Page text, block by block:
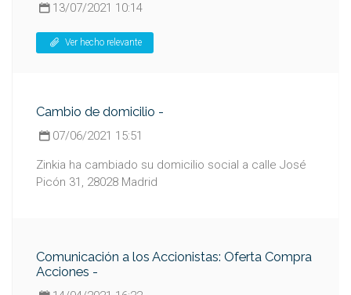
13/07/2021 10:14
Ver hecho relevante
Cambio de domicilio -
07/06/2021 15:51
Zinkia ha cambiado su domicilio social a calle José
Picón 31, 28028 Madrid
Comunicación a los Accionistas: Oferta Compra
Acciones -